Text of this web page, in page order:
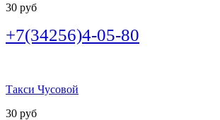
30 руб
+7(34256)4-05-80
Такси Чусовой
30 руб